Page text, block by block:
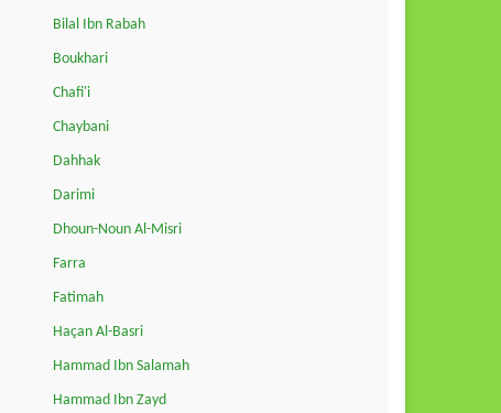
Bilal Ibn Rabah
Boukhari
Chafi'i
Chaybani
Dahhak
Darimi
Dhoun-Noun Al-Misri
Farra
Fatimah
Haçan Al-Basri
Hammad Ibn Salamah
Hammad Ibn Zayd